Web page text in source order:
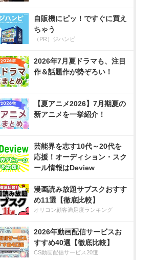
自販機にピッ！ですぐに買え
ちゃう
（PR）ジハンピ
2026年7月夏ドラマも、注目
作＆話題作が勢ぞろい！
【夏アニメ2026】7月期夏の
新アニメを一挙紹介！
芸能界を志す10代～20代を
応援！オーディション・スク
ール情報はDeview
漫画読み放題サブスクおすす
め11選【徹底比較】
オリコン顧客満足度ランキング
2026年動画配信サービスお
すすめ40選【徹底比較】
CS動画配信サービス20選